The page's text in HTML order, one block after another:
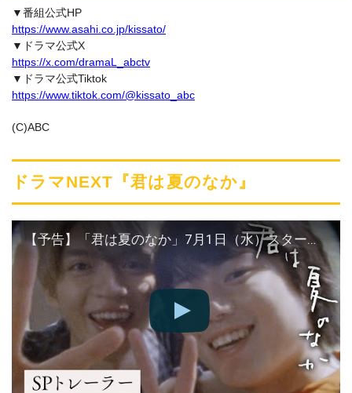
▼番組公式HP
https://www.asahi.co.jp/kissato/
▼ドラマ公式X
https://x.com/dramaL_abctv
▼ドラマ公式Tiktok
https://www.tiktok.com/@kissato_abc
(C)ABC
ドラマNEXT『君は夏のなか』
【予告】「君は夏のなか」7月1日（水）スタート！スペシャルトレーラー【公式】